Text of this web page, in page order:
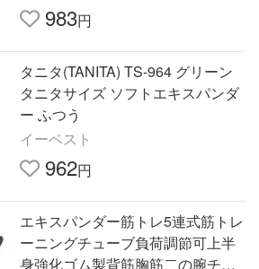
983円
タニタ(TANITA) TS-964 グリーン
タニタサイズ ソフトエキスパンダ
ー ふつう
イーベスト
962円
エキスパンダー筋トレ5連式筋トレ
ーニングチューブ負荷調節可上半
身強化ゴム製背筋胸筋二の腕チェ